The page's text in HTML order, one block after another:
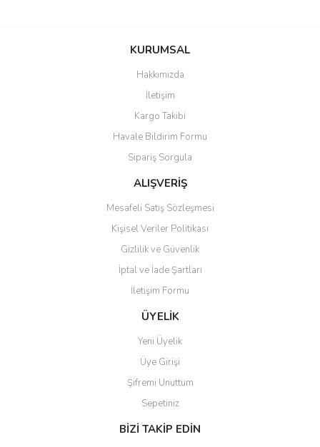
Bu ürüne ilk yorumu siz yapın!
Yorum Yaz
Ürün resmi kalitesiz, bozuk veya görüntülenemiyor.
Ürün açıklamasında eksik bilgiler bulunuyor.
Ürün bilgilerinde hatalar bulunuyor.
Ürün fiyatı diğer sitelerden daha pahalı.
Bu ürüne benzer farklı alternatifler olmalı.
Gönder
KURUMSAL
Hakkımızda
İletişim
Kargo Takibi
Havale Bildirim Formu
Sipariş Sorgula
ALIŞVERİŞ
Mesafeli Satış Sözleşmesi
Kişisel Veriler Politikası
Gizlilik ve Güvenlik
İptal ve İade Şartları
İletişim Formu
ÜYELİK
Yeni Üyelik
Üye Girişi
Şifremi Unuttum
Sepetiniz
BİZİ TAKİP EDİN